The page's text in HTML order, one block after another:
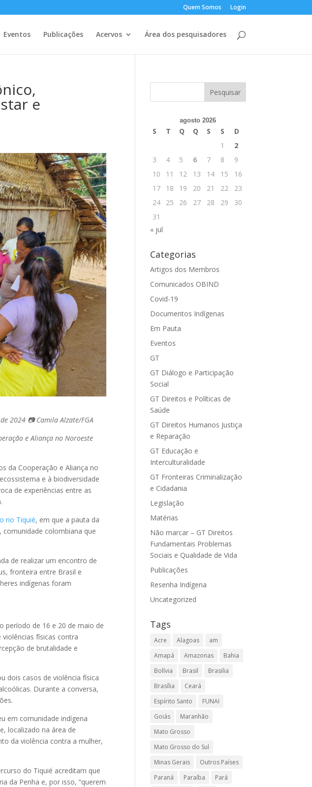
Quem Somos Login
Eventos Publicações Acervos Área dos pesquisadores
e
2024 📷 Camila Alzate/FGA
e Aliança no Noroeste
da Cooperação e Aliança no
e à biodiversidade
de experiências entre as
rio Tiquié, em que a pauta da
colombiana que
de realizar um encontro de
fronteira entre Brasil e
indígenas foram
período de 16 e 20 de maio de
físicas contra
de brutalidade e
dois casos de violência física
Durante a conversa,
em comunidade indígena
localizado na área de
da violência contra a mulher,
do Tiquié acreditam que
da Penha e, por isso, “querem
agosto 2026
S T Q Q S S
D
1
2
3
4 5 6 7 8
9
10
11 12 13 14 15
16
17
18 19 20 21 22
23
24
25 26 27 28 29
30
31
« jul
Categorias
Artigos dos Membros
Comunicados OBIND
Covid-19
Documentos Indígenas
Em Pauta
Eventos
GT
GT Diálogo e Participação
Social
GT Direitos e Políticas de
Saúde
GT Direitos Humanos Justiça
e Reparação
GT Educação e
Interculturalidade
GT Fronteiras Criminalização
e Cidadania
Legislação
Matérias
Não marcar – GT Direitos
Fundamentais Problemas
Sociais e Qualidade de Vida
Publicações
Resenha Indígena
Uncategorized
Tags
Acre Alagoas
am
Amapá
Amazonas
Bahia
Bolívia
Brasil
Brasilia
Brasília
Ceará
Espírito Santo
FUNAI
Goiás
Maranhão
Mato Grosso
Mato Grosso do Sul
Minas Gerais
Outros Países
Paraná
Paraíba
Pará